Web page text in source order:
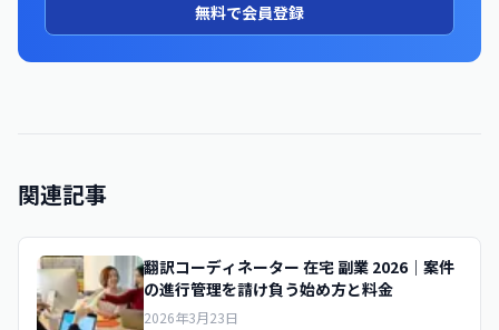
無料で会員登録
関連記事
翻訳コーディネーター 在宅 副業 2026｜案件
の進行管理を請け負う始め方と料金
2026年3月23日